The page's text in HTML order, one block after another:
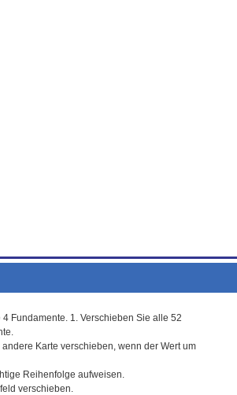
Fundamente. 1. Verschieben Sie alle 52
Karte verschieben, wenn der Wert um
Reihenfolge aufweisen.
verschieben.